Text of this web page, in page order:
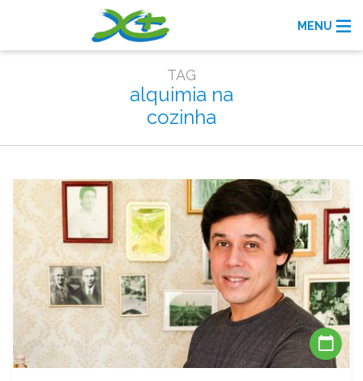
MENU
TAG
alquimia na
cozinha